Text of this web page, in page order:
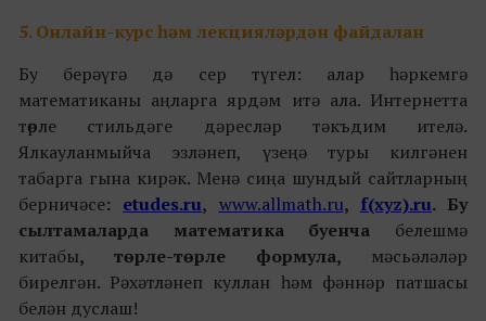
5. Онлайн-курс һәм лекцияләрдән файдалан
Бу берәүгә дә сер түгел: алар һәркемгә
математиканы аңларга ярдәм итә ала. Интернетта
төрле стильдәге дәресләр тәкъдим ителә.
Ялкауланмыйча эзләнеп, үзеңә туры килгәнен
табарга гына кирәк. Менә сиңа шундый сайтларның
берничәсе: etudes.ru, www.allmath.ru, f(xyz).ru. Бу
сылтамаларда математика буенча белешмә
китабы, төрле-төрле формула, мәсьәләләр
бирелгән. Рәхәтләнеп куллан һәм фәннәр патшасы
белән дуслаш!